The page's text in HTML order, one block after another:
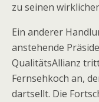
zu seinen
Ein anderer
anstehende
QualitätsAllianz
Fernsehkoch an,
dartsellt. Die